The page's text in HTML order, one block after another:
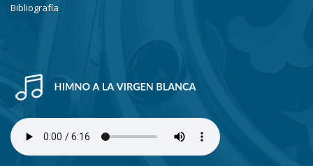
Bibliografía